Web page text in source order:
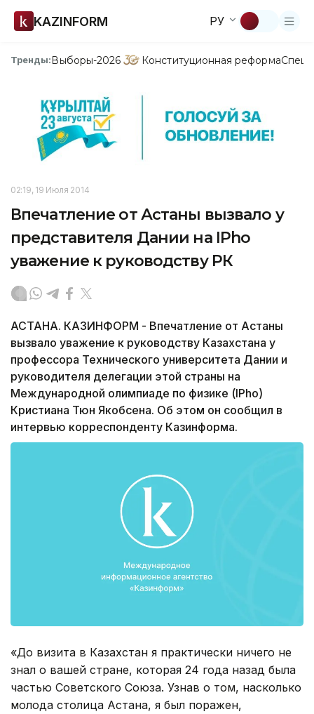
KAZINFORM РУ
Тренды:Выборы-2026 Конституционная реформа
02:19, 19 Июля 2014
Впечатление от Астаны вызвало у
представителя Дании на IPho
уважение к руководству РК
АСТАНА. КАЗИНФОРМ - Впечатление от Астаны
вызвало уважение к руководству Казахстана у
профессора Технического университета Дании и
руководителя делегации этой страны на
Международной олимпиаде по физике (IPho)
Кристиана Тюн Якобсена. Об этом он сообщил в
интервью корреспонденту Казинформа.
«До визита в Казахстан я практически ничего не
знал о вашей стране, которая 24 года назад была
частью Советского Союза. Узнав о том, насколько
молода столица Астана, я был поражен,